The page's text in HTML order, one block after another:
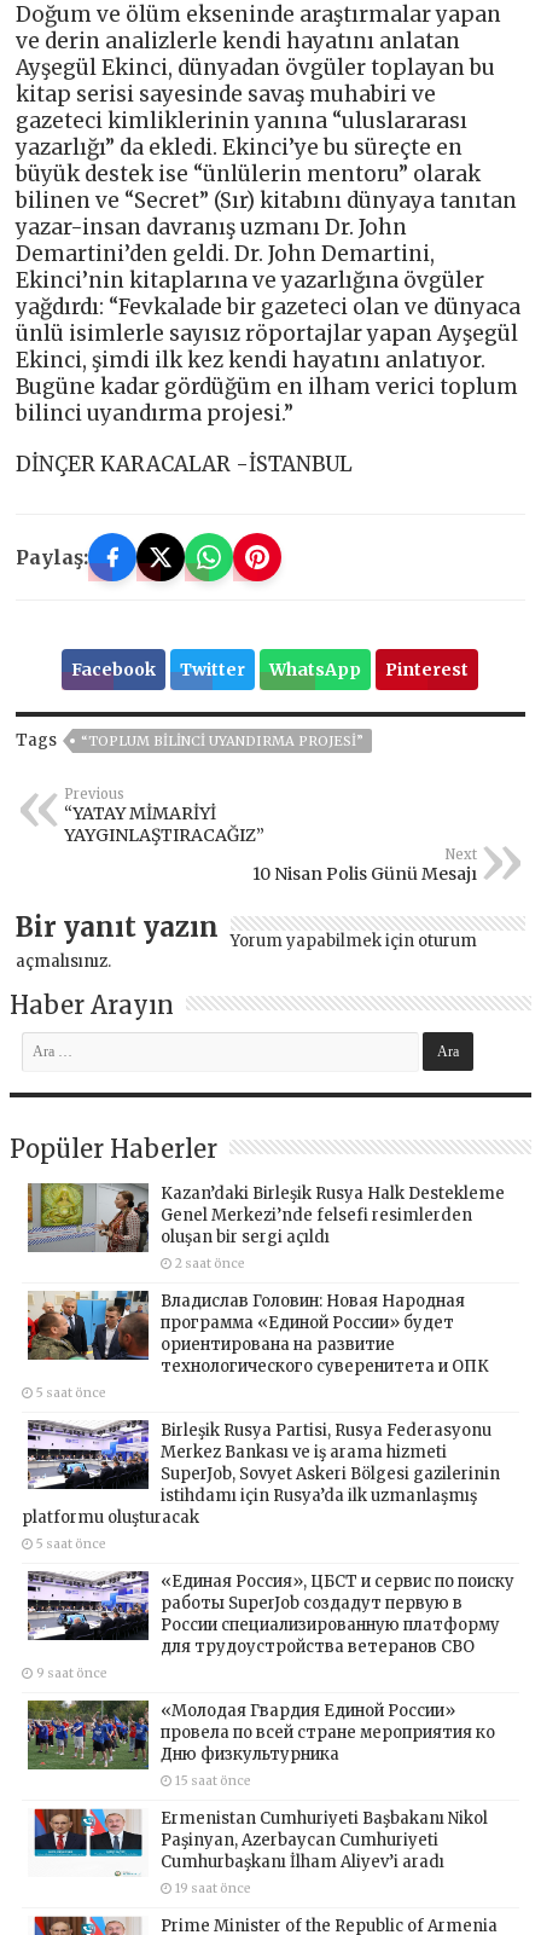
Doğum ve ölüm ekseninde araştırmalar yapan
ve derin analizlerle kendi hayatını anlatan
Ayşegül Ekinci, dünyadan övgüler toplayan bu
kitap serisi sayesinde savaş muhabiri ve
gazeteci kimliklerinin yanına “uluslararası
yazarlığı” da ekledi. Ekinci’ye bu süreçte en
büyük destek ise “ünlülerin mentoru” olarak
bilinen ve “Secret” (Sır) kitabını dünyaya tanıtan
yazar-insan davranış uzmanı Dr. John
Demartini’den geldi. Dr. John Demartini,
Ekinci’nin kitaplarına ve yazarlığına övgüler
yağdırdı: “Fevkalade bir gazeteci olan ve dünyaca
ünlü isimlerle sayısız röportajlar yapan Ayşegül
Ekinci, şimdi ilk kez kendi hayatını anlatıyor.
Bugüne kadar gördüğüm en ilham verici toplum
bilinci uyandırma projesi.”
DİNÇER KARACALAR -İSTANBUL
Paylaş:
Facebook Twitter WhatsApp Pinterest
Tags “TOPLUM BİLİNCİ UYANDIRMA PROJESİ”
Previous
“YATAY MİMARİYİ
YAYGINLAŞTIRACAĞIZ”
Next
10 Nisan Polis Günü Mesajı
Bir yanıt yazın Yorum yapabilmek için oturum
açmalısınız.
Haber Arayın
Popüler Haberler
Kazan’daki Birleşik Rusya Halk Destekleme
Genel Merkezi’nde felsefi resimlerden
oluşan bir sergi açıldı
2 saat önce
Владислав Головин: Новая Народная
программа «Единой России» будет
ориентирована на развитие
технологического суверенитета и ОПК
5 saat önce
Birleşik Rusya Partisi, Rusya Federasyonu
Merkez Bankası ve iş arama hizmeti
SuperJob, Sovyet Askeri Bölgesi gazilerinin
istihdamı için Rusya’da ilk uzmanlaşmış
platformu oluşturacak
5 saat önce
«Единая Россия», ЦБСТ и сервис по поиску
работы SuperJob создадут первую в
России специализированную платформу
для трудоустройства ветеранов СВО
9 saat önce
«Молодая Гвардия Единой России»
провела по всей стране мероприятия ко
Дню физкультурника
15 saat önce
Ermenistan Cumhuriyeti Başbakanı Nikol
Paşinyan, Azerbaycan Cumhuriyeti
Cumhurbaşkanı İlham Aliyev’i aradı
19 saat önce
Prime Minister of the Republic of Armenia